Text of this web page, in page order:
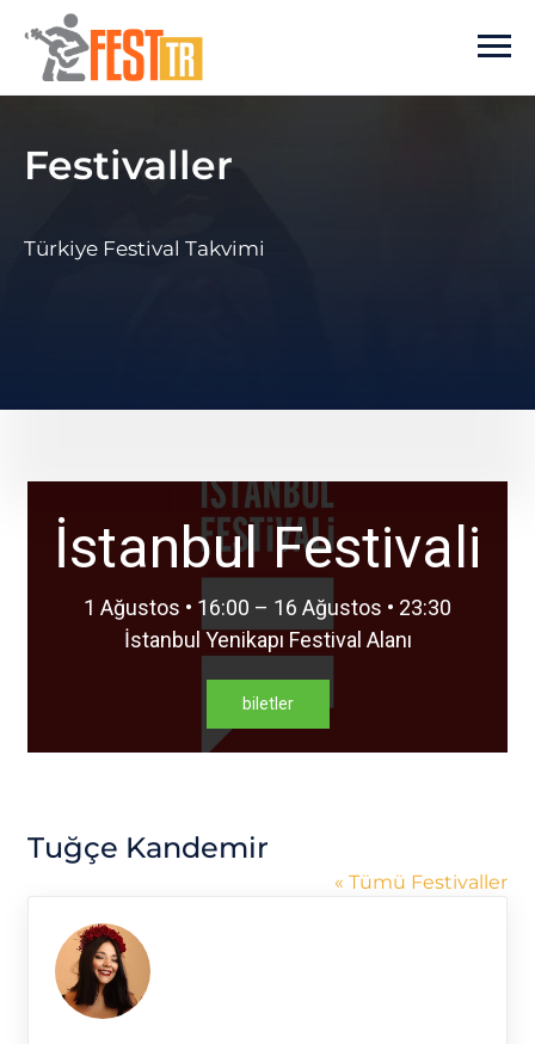
Ana içeriğe atla
Festivaller
Türkiye Festival Takvimi
İstanbul Festivali
1 Ağustos • 16:00 – 16 Ağustos • 23:30
İstanbul Yenikapı Festival Alanı
biletler
Tuğçe Kandemir
« Tümü Festivaller